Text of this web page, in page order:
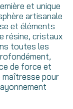
et unique
artisanale
et éléments
résine, cristaux
toutes les
de force et
maîtresse pour